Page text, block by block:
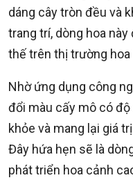
dáng cây tròn đều và
trang trí, dòng hoa
thế trên thị trường hoa
Nhờ ứng dụng công
đổi màu cấy mô có
khỏe và mang lại giá
Đây hứa hẹn sẽ là
phát triển hoa cảnh